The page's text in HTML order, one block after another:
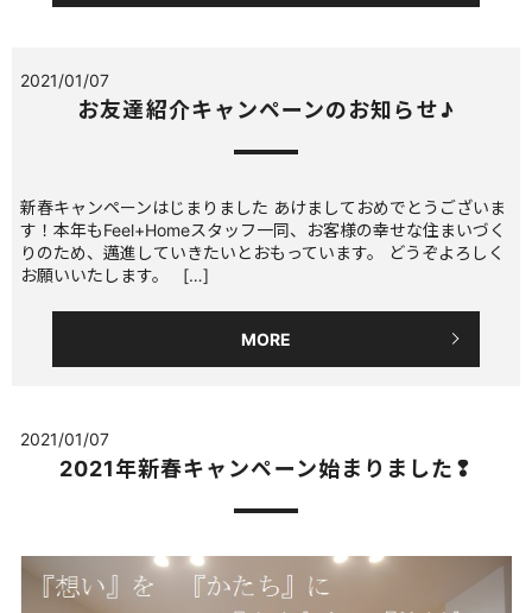
2021/01/07
お友達紹介キャンペーンのお知らせ♪
新春キャンペーンはじまりました あけましておめでとうございま
す！本年もFeel+Homeスタッフ一同、お客様の幸せな住まいづく
りのため、邁進していきたいとおもっています。 どうぞよろしく
お願いいたします。 […]
MORE
2021/01/07
2021年新春キャンペーン始まりました❢